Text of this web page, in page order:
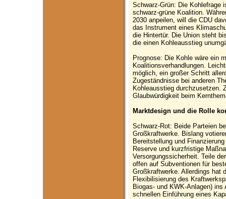
Schwarz-Grün: Die Kohlefrage
schwarz-grüne Koalition.
2030 anpeilen, will die CDU
das Instrument eines
die Hintertür. Die Union steht
die einen Kohleausstieg
Prognose: Die Kohle wäre ein
Koalitionsverhandlungen.
möglich, ein großer Schritt
Zugeständnisse bei anderen
Kohleausstieg durchzusetzen.
Glaubwürdigkeit beim
Marktdesign und die Rolle
Schwarz-Rot: Beide Parteien
Großkraftwerke. Bislang
Bereitstellung und
Reserve und kurzfristige
Versorgungssicherheit. Teile
offen auf Subventionen für
Großkraftwerke. Allerdings hat
Flexibilisierung des
Biogas- und KWK-Anlagen)
schnellen Einführung eines